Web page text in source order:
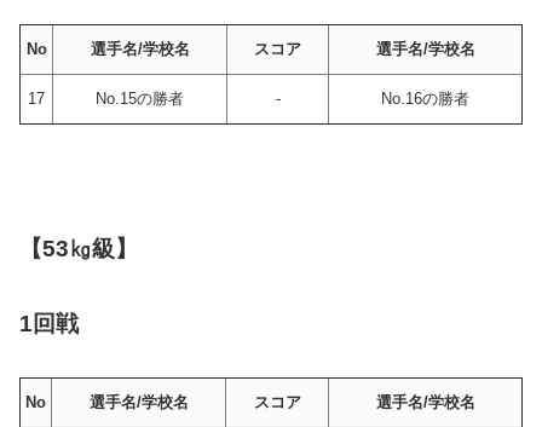
No 選手名/学校名 スコア 選手名/学校名
17 No.15の勝者 - No.16の勝者
【53㎏級】
1回戦
No 選手名/学校名 スコア 選手名/学校名